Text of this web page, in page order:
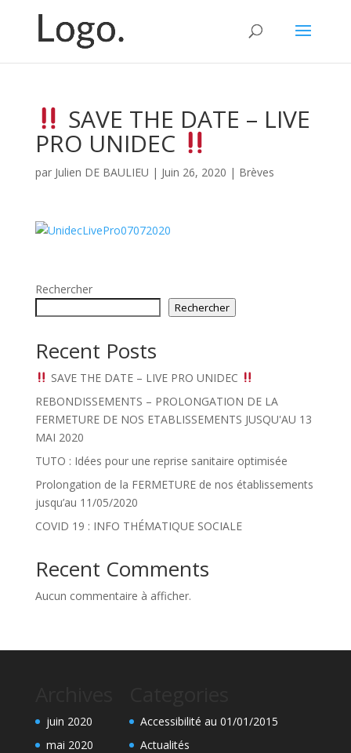
SAVE THE DATE – LIVE
PRO UNIDEC
par Julien DE BAULIEU | Juin 26, 2020 | Brèves
Rechercher
Rechercher
Recent Posts
SAVE THE DATE – LIVE PRO UNIDEC
REBONDISSEMENTS – PROLONGATION DE LA
FERMETURE DE NOS ETABLISSEMENTS JUSQU'AU 13
MAI 2020
TUTO : Idées pour une reprise sanitaire optimisée
Prolongation de la FERMETURE de nos établissements
jusqu’au 11/05/2020
COVID 19 : INFO THÉMATIQUE SOCIALE
Recent Comments
Aucun commentaire à afficher.
juin 2020
mai 2020
Accessibilité au 01/01/2015
Actualités